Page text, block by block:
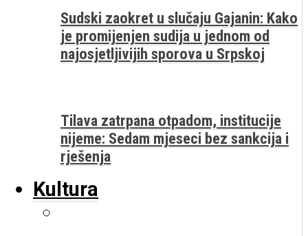
Sudski zaokret u slučaju Gajanin: Kako
je promijenjen sudija u jednom od
najosjetljivijih sporova u Srpskoj
Tilava zatrpana otpadom, institucije
nijeme: Sedam mjeseci bez sankcija i
rješenja
Kultura